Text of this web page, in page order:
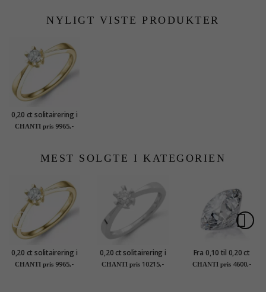
NYLIGT VISTE PRODUKTER
0,20 ct solitairering i
14 karat guld
CHANTI pris 9965,-
MEST SOLGTE I KATEGORIEN
0,20 ct solitairering i
14 karat guld
CHANTI pris 9965,-
0,20 ct solitairering i
14 karat hvidguld
CHANTI pris 10215,-
Fra 0,10 til 0,20 ct
W/SI - ombytning af
CHANTI pris 4600,-